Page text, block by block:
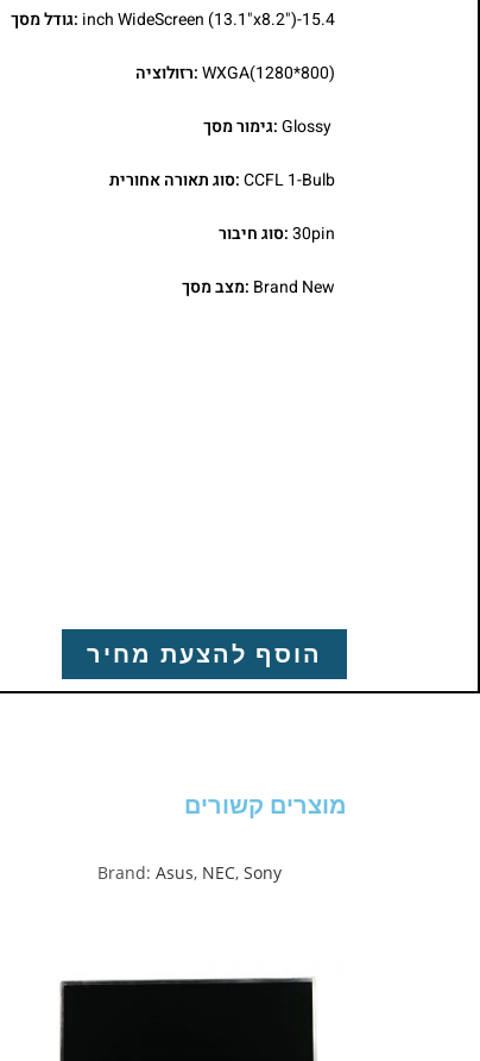
15.4-inch WideScreen (13.1"x8.2") :גודל מסך
WXGA(1280*800):רזולוציה
Glossy:גימור מסך
CCFL 1-Bulb:סוג תאורה אחורית
30pin:סוג חיבור
Brand New :מצב מסך
הוסף להצעת מחיר
מוצרים קשורים
Brand: Asus, NEC, Sony